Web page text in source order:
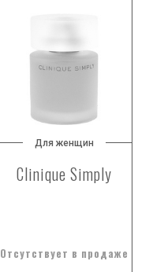
Для женщин
Clinique Simply
Отсутствует в продаже